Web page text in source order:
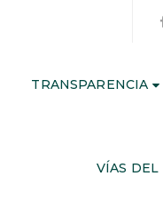
TRANSPARENCIA
VÍAS